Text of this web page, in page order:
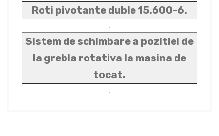
Roti pivotante duble 15.600-6.
.
Sistem de schimbare a pozitiei de
la grebla rotativa la masina de
tocat.
.